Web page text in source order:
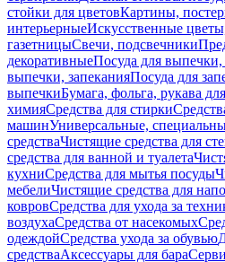
стойки для цветовКартины,
интерьерныеИскусственные
газетницыСвечи, подсвечники
декоративныеПосуда для выпечки,
выпечки, запеканияПосуда для
выпечкиБумага, фольга, рукава
химияСредства для стирки
машинУниверсальные,
средстваЧистящие средства для
средства для ванной и туалета
кухниСредства для мытья посуды
мебелиЧистящие средства для
ковровСредства для ухода за
воздухаСредства от насекомых
одеждойСредства ухода за обувью
средстваАксессуары для бара